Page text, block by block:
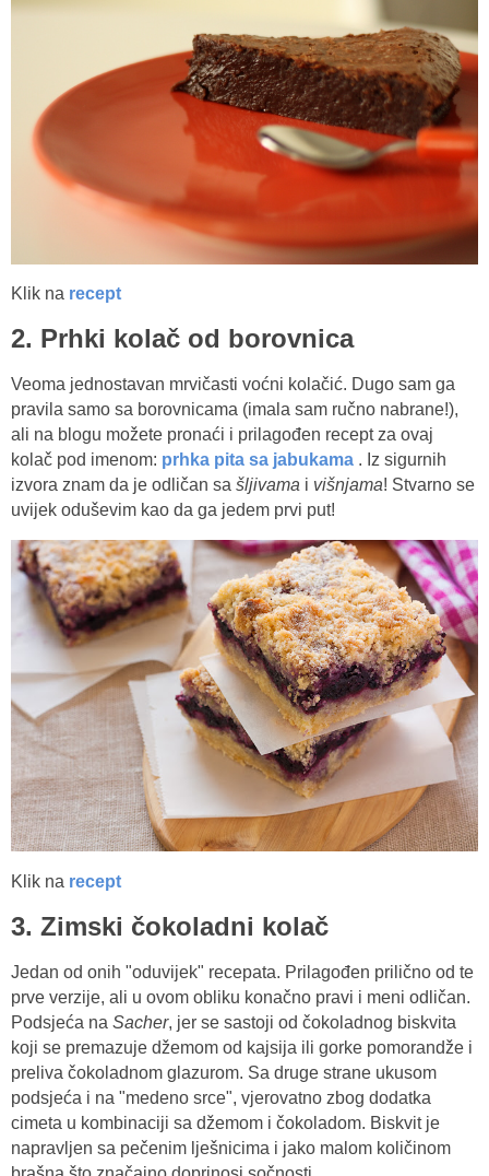
Klik na recept
2. Prhki kolač od borovnica
Veoma jednostavan mrvičasti voćni kolačić. Dugo sam ga
pravila samo sa borovnicama (imala sam ručno nabrane!),
ali na blogu možete pronaći i prilagođen recept za ovaj
kolač pod imenom: prhka pita sa jabukama . Iz sigurnih
izvora znam da je odličan sa šljivama i višnjama! Stvarno se
uvijek oduševim kao da ga jedem prvi put!
Klik na recept
3. Zimski čokoladni kolač
Jedan od onih "oduvijek" recepata. Prilagođen prilično od te
prve verzije, ali u ovom obliku konačno pravi i meni odličan.
Podsjeća na Sacher, jer se sastoji od čokoladnog biskvita
koji se premazuje džemom od kajsija ili gorke pomorandže i
preliva čokoladnom glazurom. Sa druge strane ukusom
podsjeća i na "medeno srce", vjerovatno zbog dodatka
cimeta u kombinaciji sa džemom i čokoladom. Biskvit je
napravljen sa pečenim lješnicima i jako malom količinom